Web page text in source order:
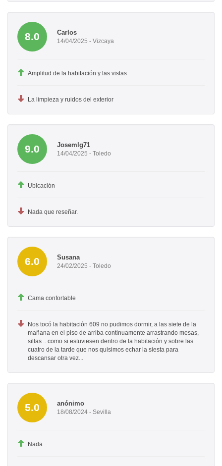
8.0 Carlos
14/04/2025 - Vizcaya
Amplitud de la habitación y las vistas
La limpieza y ruidos del exterior
9.0 Josemlg71
14/04/2025 - Toledo
Ubicación
Nada que reseñar.
6.0 Susana
24/02/2025 - Toledo
Cama confortable
Nos tocó la habitación 609 no pudimos dormir, a las siete de la
mañana en el piso de arriba continuamente arrastrando mesas,
sillas .. como si estuviesen dentro de la habitación y sobre las
cuatro de la tarde que nos quisimos echar la siesta para
descansar otra vez...
5.0 anónimo
18/08/2024 - Sevilla
Nada